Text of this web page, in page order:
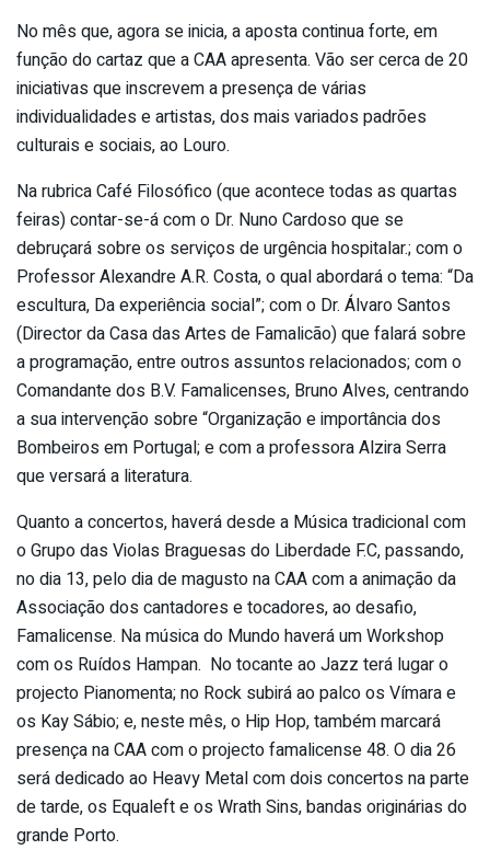
No mês que, agora se inicia, a aposta continua forte, em
função do cartaz que a CAA apresenta. Vão ser cerca de 20
iniciativas que inscrevem a presença de várias
individualidades e artistas, dos mais variados padrões
culturais e sociais, ao Louro.
Na rubrica Café Filosófico (que acontece todas as quartas
feiras) contar-se-á com o Dr. Nuno Cardoso que se
debruçará sobre os serviços de urgência hospitalar.; com o
Professor Alexandre A.R. Costa, o qual abordará o tema: “Da
escultura, Da experiência social”; com o Dr. Álvaro Santos
(Director da Casa das Artes de Famalicão) que falará sobre
a programação, entre outros assuntos relacionados; com o
Comandante dos B.V. Famalicenses, Bruno Alves, centrando
a sua intervenção sobre “Organização e importância dos
Bombeiros em Portugal; e com a professora Alzira Serra
que versará a literatura.
Quanto a concertos, haverá desde a Música tradicional com
o Grupo das Violas Braguesas do Liberdade F.C, passando,
no dia 13, pelo dia de magusto na CAA com a animação da
Associação dos cantadores e tocadores, ao desafio,
Famalicense. Na música do Mundo haverá um Workshop
com os Ruídos Hampan. No tocante ao Jazz terá lugar o
projecto Pianomenta; no Rock subirá ao palco os Vímara e
os Kay Sábio; e, neste mês, o Hip Hop, também marcará
presença na CAA com o projecto famalicense 48. O dia 26
será dedicado ao Heavy Metal com dois concertos na parte
de tarde, os Equaleft e os Wrath Sins, bandas originárias do
grande Porto.